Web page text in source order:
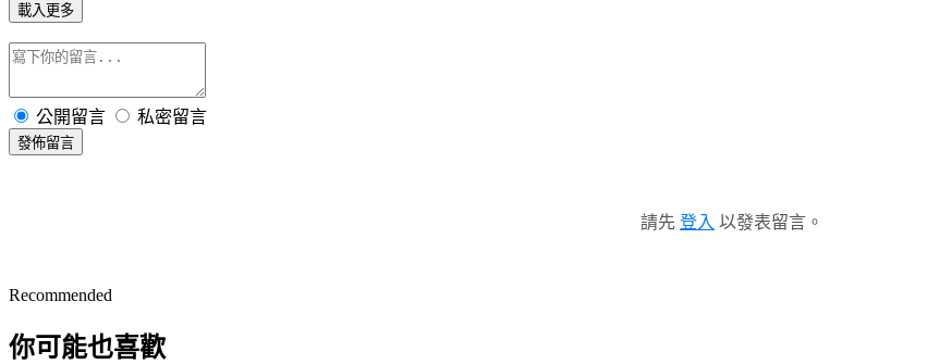
載入更多
公開留言 私密留言
發佈留言
請先 登入 以發表留言。
Recommended
你可能也喜歡